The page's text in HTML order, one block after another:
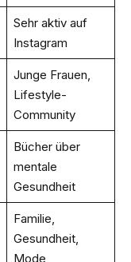
Sehr aktiv auf
Instagram
Junge Frauen,
Lifestyle-
Community
Bücher über
mentale
Gesundheit
Familie,
Gesundheit,
Mode